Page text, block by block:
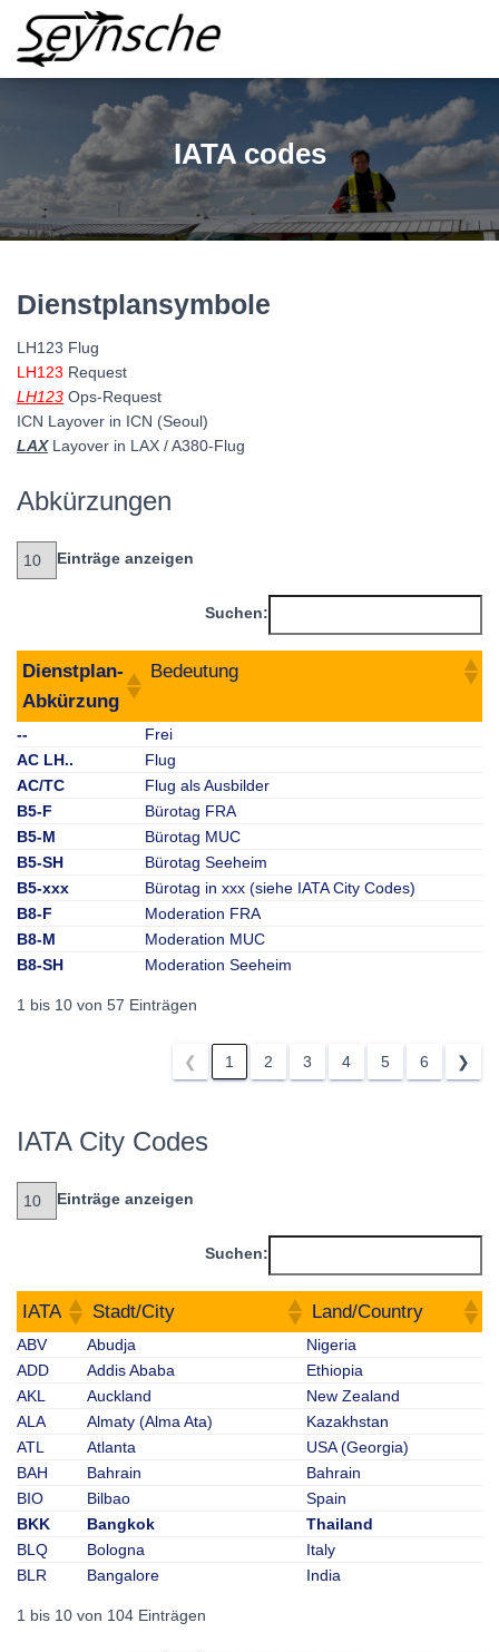
IATA codes
Dienstplansymbole
LH123 Flug
LH123 Request
LH123 Ops-Request
ICN Layover in ICN (Seoul)
LAXLayover in LAX / A380-Flug
Abkürzungen
Einträge anzeigen
Suchen:
Dienstplan-
Abkürzung
Bedeutung
--
Frei
AC LH..
Flug
AC/TC
Flug als Ausbilder
B5-F
Bürotag FRA
B5-M
Bürotag MUC
B5-SH
Bürotag Seeheim
B5-xxx
Bürotag in xxx (siehe IATA City Codes)
B8-F
Moderation FRA
B8-M
Moderation MUC
B8-SH
Moderation Seeheim
1 bis 10 von 57 Einträgen
❮ 1 2 3 4 5 6 ❯
IATA City Codes
Einträge anzeigen
Suchen:
IATA Stadt/City Land/Country
ABV Abudja
Nigeria
ADD
Addis Ababa
Ethiopia
AKL
Auckland
New Zealand
ALA
Almaty (Alma Ata)
Kazakhstan
ATL
Atlanta
USA (Georgia)
BAH
Bahrain
Bahrain
BIO
Bilbao
Spain
BKK
Bangkok
Thailand
BLQ
Bologna
Italy
BLR
Bangalore India
1 bis 10 von 104 Einträgen